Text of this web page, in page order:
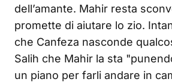
dell’amante. Mahir resta
promette di aiutare lo zio.
che Canfeza nasconde
Salih che Mahir la sta
un piano per farli andare in